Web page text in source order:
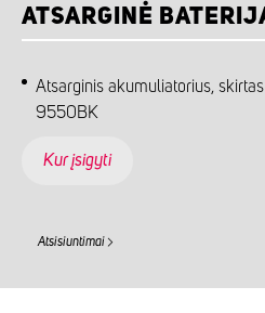
ATSARGINĖ
Atsarginis akumuliatorius,
9550BK
Kur įsigyti
Atsisiuntimai